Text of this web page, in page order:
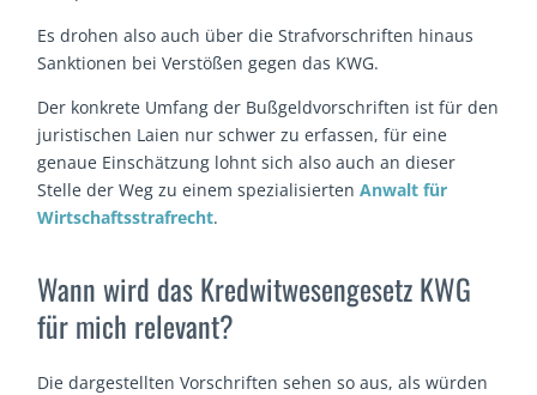
Es drohen also auch über die Strafvorschriften hinaus
Sanktionen bei Verstößen gegen das KWG.
Der konkrete Umfang der Bußgeldvorschriften ist für den
juristischen Laien nur schwer zu erfassen, für eine
genaue Einschätzung lohnt sich also auch an dieser
Stelle der Weg zu einem spezialisiertenAnwalt für
Wirtschaftsstrafrecht.
Wann wird das Kredwitwesengesetz KWG
für mich relevant?
Die dargestellten Vorschriften sehen so aus, als würden